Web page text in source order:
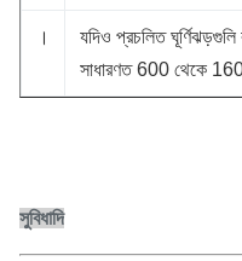
।
যদিও প্রচলিত ঘূর্ণিঝড়গুলি
সাধারণত 600 থেকে
সুবিধাদি